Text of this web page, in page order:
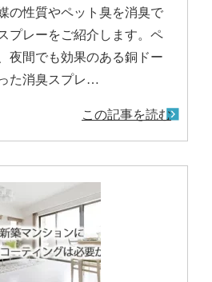
の性質やペット臭を消臭で
プレーをご紹介します。ペ
夜間でも効果のある銅ドー
た消臭スプレ…
この記事を読む